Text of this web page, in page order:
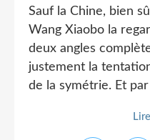
Sauf la Chine, bien
Wang Xiaobo la
deux angles
justement la
de la symétrie. Et